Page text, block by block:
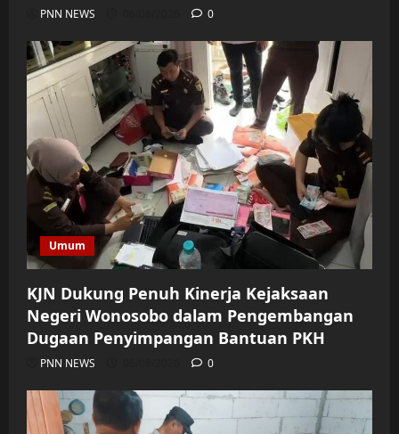
PNN NEWS 0
Umum
KJN Dukung Penuh Kinerja Kejaksaan
Negeri Wonosobo dalam Pengembangan
Dugaan Penyimpangan Bantuan PKH
PNN NEWS 0